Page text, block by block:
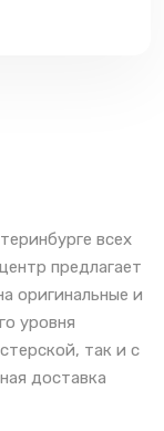
всех
предлагает
оригинальные и
уровня
так и с
доставка